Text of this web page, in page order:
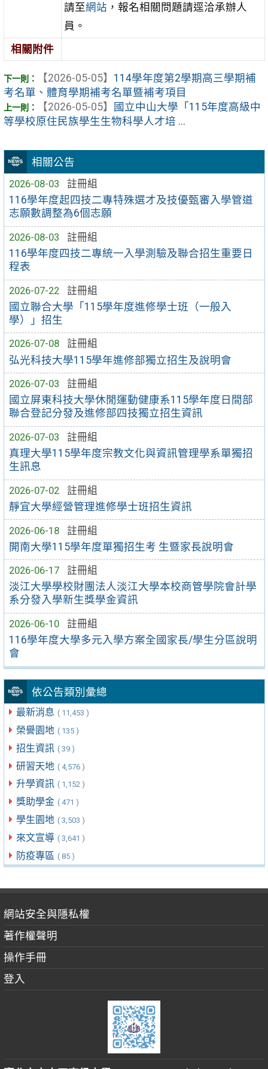
相關公告
2026-08-03
註冊組
116學年度起四技二專特殊選才及技優甄審入學管道
志願數調整為6個志願
2026-08-03
註冊組
116學年度四技二專統一入學測驗及聯合招生重要日
程表
2026-07-22
註冊組
國立聯合大學「115學年度進修學士班（一般入
學）」招生
2026-07-08
註冊組
弘光科技大學115學年進修部獨立招生及說明會
2026-07-03
註冊組
國立屏東科技大學休閒運動健康系115學年度日間部
聯合登記分發及進修部四技獨立招生資訊
2026-07-03
註冊組
真理大學115學年度宗教文化與資訊管理學系單獨招
生訊息
2026-07-02
註冊組
靜宜大學經營管理進修學士班招生資訊
2026-06-18
註冊組
開南大學115學年度單獨招生考 生暨家長說明會
2026-06-17
註冊組
淡江大學學校財團法人淡江大學本校商管學院會計學
系分發入學新生獎學金資訊
2026-06-10
註冊組
116學年度大學多元入學方案全國家長/學生分區說明
會
依公告類別彙總
最新消息 ( 11,453 )
榮譽園地 ( 135 )
招生資訊 ( 39 )
研習天地 ( 4,576 )
升學資訊 ( 1,152 )
獎助學金 ( 471 )
學生園地 ( 3,503 )
來文宣導 ( 3,641 )
防疫專區 ( 85 )
請至網站 ，報名相關問題請逕洽承辦人
員。
相關附件
【2026-05-05】 114學年度第2學期高三學期補
考名單、體育學期補考名單暨補考項目
【2026-05-05】
國立中山大學「115年度高級中
等學校原住民族學生生物科學人才培 ...
網站安全與隱私權
著作權聲明
操作手冊
登入